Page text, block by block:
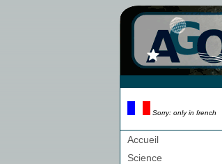
Sorry: only in french
Accueil
Science